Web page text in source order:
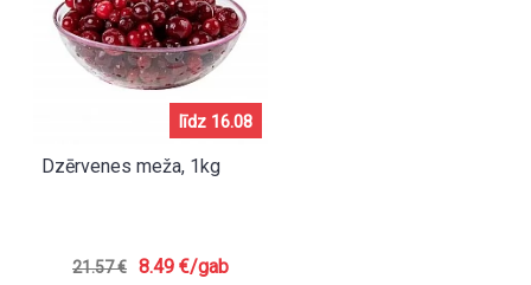
līdz 16.08
Dzērvenes meža, 1kg
21.57 € 8.49 €/gab